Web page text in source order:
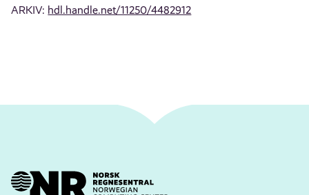
ARKIV: hdl.handle.net/11250/4482912